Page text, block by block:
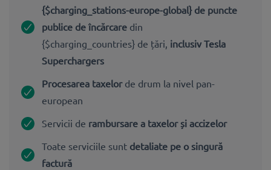
{$charging_stations-europe-global} de puncte
publice de încărcare din
{$charging_countries} de țări, inclusiv Tesla
Superchargers
Procesarea taxelorde drum la nivel pan-
european
Servicii de rambursare a taxelor și accizelor
Toate serviciile sunt detaliate pe o singură
factură